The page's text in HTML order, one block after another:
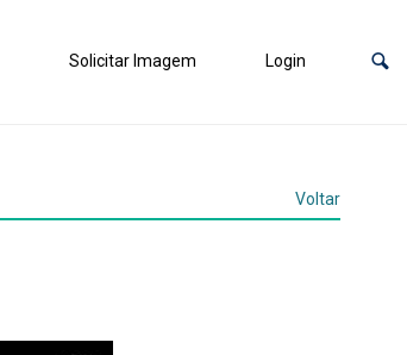
Solicitar Imagem Login
Voltar